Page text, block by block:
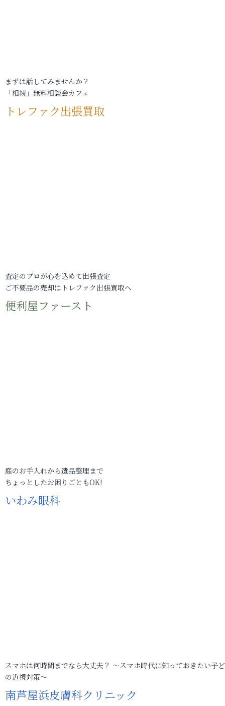
まずは話してみませんか？
「相続」無料相談会カフェ
トレファク出張買取
査定のプロが心を込めて出張査定
ご不要品の売却はトレファク出張買取へ
便利屋ファースト
庭のお手入れから遺品整理まで
ちょっとしたお困りごともOK!
いわみ眼科
スマホは何時間までなら大丈夫？ ～スマホ時代に知っておきたい子
の近視対策～
南芦屋浜皮膚科クリニック